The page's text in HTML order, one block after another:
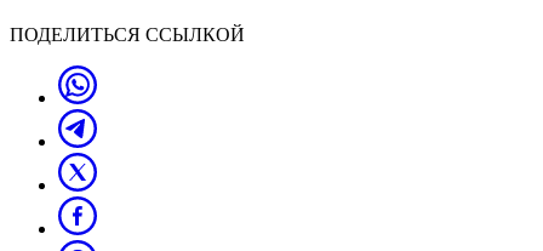
ПОДЕЛИТЬСЯ ССЫЛКОЙ